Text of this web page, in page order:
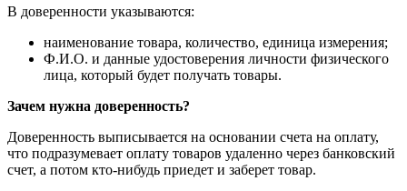
В доверенности указываются:
наименование товара, количество, единица измерения;
Ф.И.О. и данные удостоверения личности физического
лица, который будет получать товары.
Зачем нужна доверенность?
Доверенность выписывается на основании счета на оплату,
что подразумевает оплату товаров удаленно через банковский
счет, а потом кто-нибудь приедет и заберет товар.